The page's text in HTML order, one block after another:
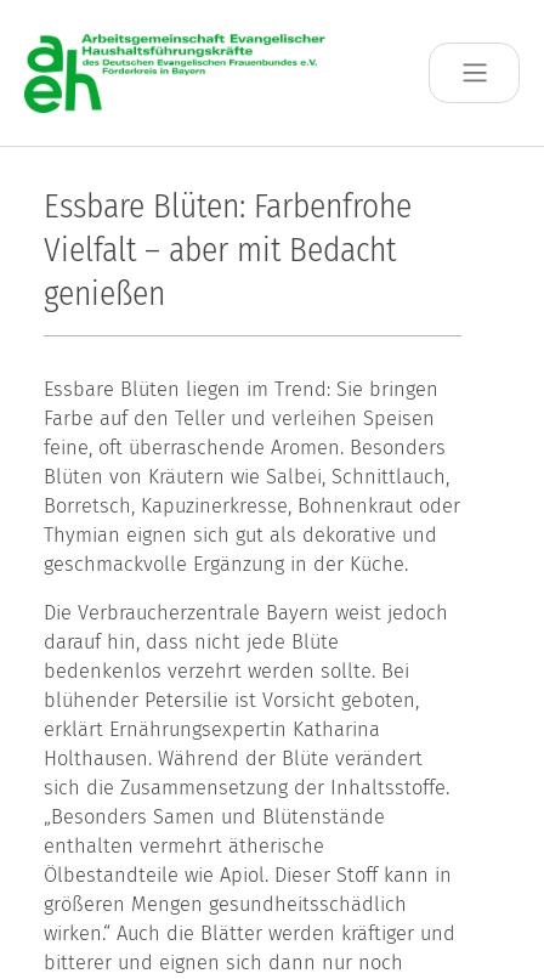
Essbare Blüten: Farbenfrohe
Vielfalt – aber mit Bedacht
genießen
Essbare Blüten liegen im Trend: Sie bringen
Farbe auf den Teller und verleihen Speisen
feine, oft überraschende Aromen. Besonders
Blüten von Kräutern wie Salbei, Schnittlauch,
Borretsch, Kapuzinerkresse, Bohnenkraut oder
Thymian eignen sich gut als dekorative und
geschmackvolle Ergänzung in der Küche.
Die Verbraucherzentrale Bayern weist jedoch
darauf hin, dass nicht jede Blüte
bedenkenlos verzehrt werden sollte. Bei
blühender Petersilie ist Vorsicht geboten,
erklärt Ernährungsexpertin Katharina
Holthausen. Während der Blüte verändert
sich die Zusammensetzung der Inhaltsstoffe.
„Besonders Samen und Blütenstände
enthalten vermehrt ätherische
Ölbestandteile wie Apiol. Dieser Stoff kann in
größeren Mengen gesundheitsschädlich
wirken.“ Auch die Blätter werden kräftiger und
bitterer und eignen sich dann nur noch